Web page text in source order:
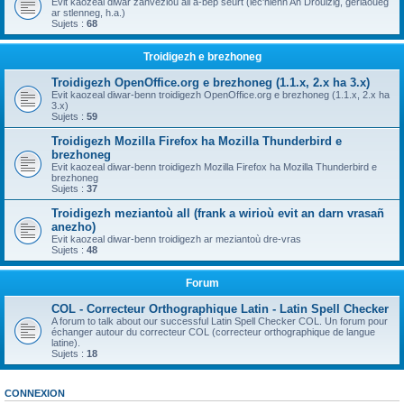
ar stlenneg, h.a.)
Sujets : 68
Troidigezh e brezhoneg
Troidigezh OpenOffice.org e brezhoneg (1.1.x, 2.x ha 3.x)
Evit kaozeal diwar-benn troidigezh OpenOffice.org e brezhoneg (1.1.x, 2.x ha
3.x)
Sujets : 59
Troidigezh Mozilla Firefox ha Mozilla Thunderbird e
brezhoneg
Evit kaozeal diwar-benn troidigezh Mozilla Firefox ha Mozilla Thunderbird e
brezhoneg
Sujets : 37
Troidigezh meziantoù all (frank a wirioù evit an darn vrasañ
anezho)
Evit kaozeal diwar-benn troidigezh ar meziantoù dre-vras
Sujets : 48
Forum
COL - Correcteur Orthographique Latin - Latin Spell Checker
A forum to talk about our successful Latin Spell Checker COL. Un forum pour
échanger autour du correcteur COL (correcteur orthographique de langue
latine).
Sujets : 18
CONNEXION